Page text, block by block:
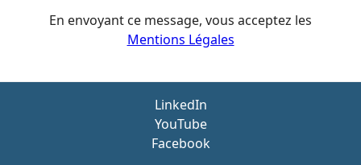
En envoyant ce message, vous acceptez les
Mentions Légales
LinkedIn
YouTube
Facebook